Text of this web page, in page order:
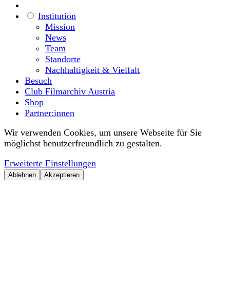
Institution
Mission
News
Team
Standorte
Nachhaltigkeit & Vielfalt
Besuch
Club Filmarchiv Austria
Shop
Partner:innen
Wir verwenden Cookies, um unsere Webseite für Sie
möglichst benutzerfreundlich zu gestalten.
Erweiterte Einstellungen
Ablehnen Akzeptieren